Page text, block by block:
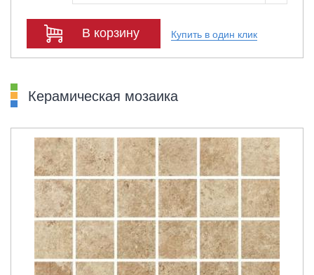
В корзину Купить в один клик
Керамическая мозаика